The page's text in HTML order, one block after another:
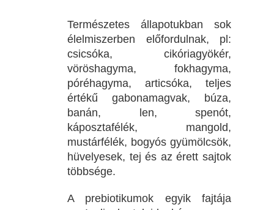
Természetes állapotukban sok
élelmiszerben előfordulnak, pl:
csicsóka, cikóriagyökér,
vöröshagyma, fokhagyma,
póréhagyma, articsóka, teljes
értékű gabonamagvak, búza,
banán, len, spenót,
káposztafélék, mangold,
mustárfélék, bogyós gyümölcsök,
hüvelyesek, tej és az érett sajtok
többsége.
A prebiotikumok egyik fajtája